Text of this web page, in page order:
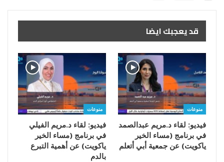
قد يعجبك ايضا
منوعات
فيديو: لقاء د.مريم عبدالصمد
في برنامج (مساء الخير
ياكويت) عن جمعية أبي أتعلم
منوعات
فيديو: لقاء د.مريم الفيلي
في برنامج (مساء الخير
ياكويت) عن أهمية التبرع
بالدم